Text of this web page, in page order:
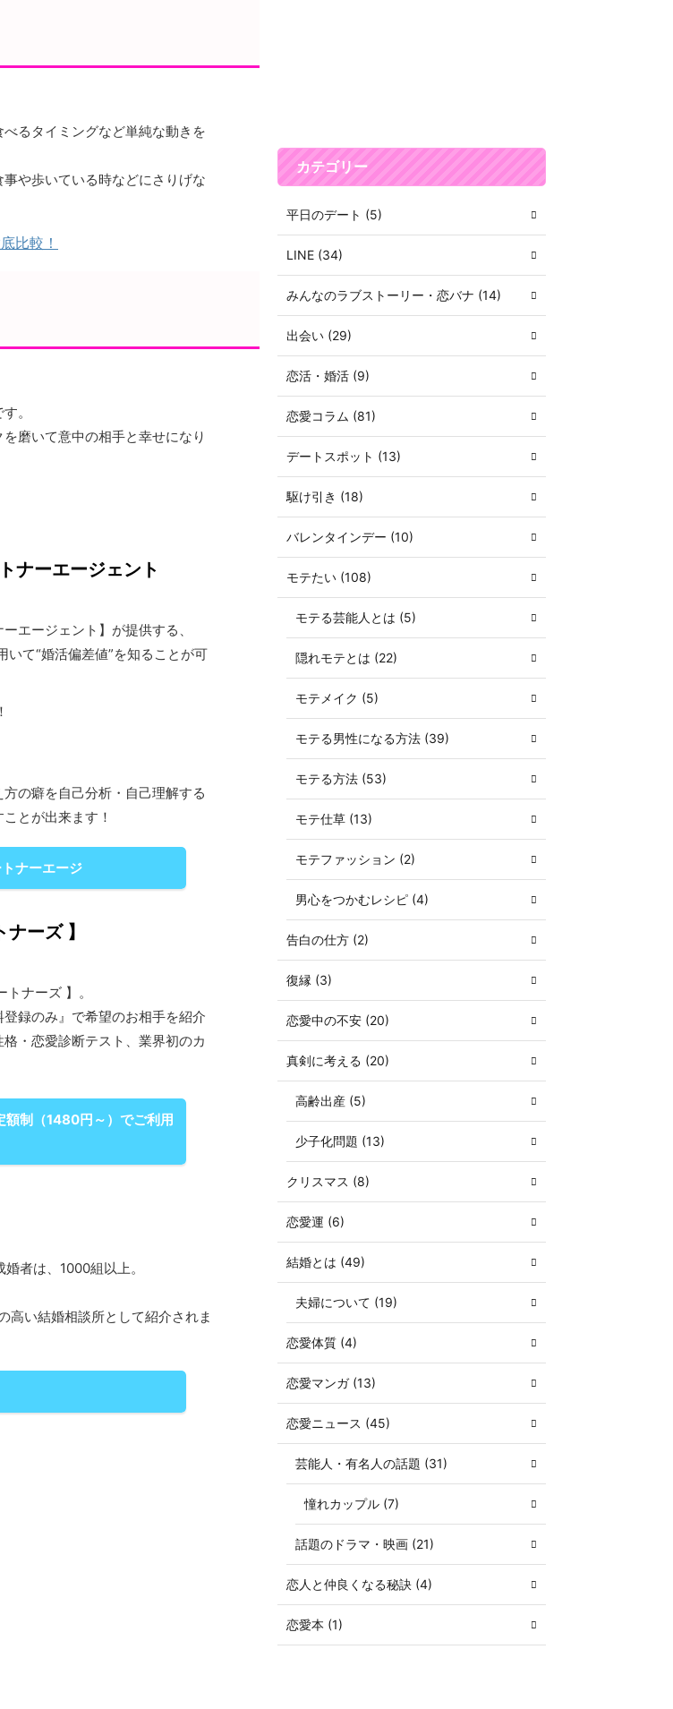
るタイミングなど単純な動きを
や歩いている時などにさりげな
比較！
。
磨いて意中の相手と幸せになり
ナーエージェント
エージェント】が提供する、
いて“婚活偏差値”を知ることが可
の癖を自己分析・自己理解する
とが出来ます！
ナーエージ
ーズ 】
ナーズ 】。
録のみ』で希望のお相手を紹介
・恋愛診断テスト、業界初のカ
額制（1480円～）でご利用
者は、1000組以上。
高い結婚相談所として紹介されま
カテゴリー
平日のデート (5)
LINE (34)
みんなのラブストーリー・恋バナ (14)
出会い (29)
恋活・婚活 (9)
恋愛コラム (81)
デートスポット (13)
駆け引き (18)
バレンタインデー (10)
モテたい (108)
モテる芸能人とは (5)
隠れモテとは (22)
モテメイク (5)
モテる男性になる方法 (39)
モテる方法 (53)
モテ仕草 (13)
モテファッション (2)
男心をつかむレシピ (4)
告白の仕方 (2)
復縁 (3)
恋愛中の不安 (20)
真剣に考える (20)
高齢出産 (5)
少子化問題 (13)
クリスマス (8)
恋愛運 (6)
結婚とは (49)
夫婦について (19)
恋愛体質 (4)
恋愛マンガ (13)
恋愛ニュース (45)
芸能人・有名人の話題 (31)
憧れカップル (7)
話題のドラマ・映画 (21)
恋人と仲良くなる秘訣 (4)
恋愛本 (1)